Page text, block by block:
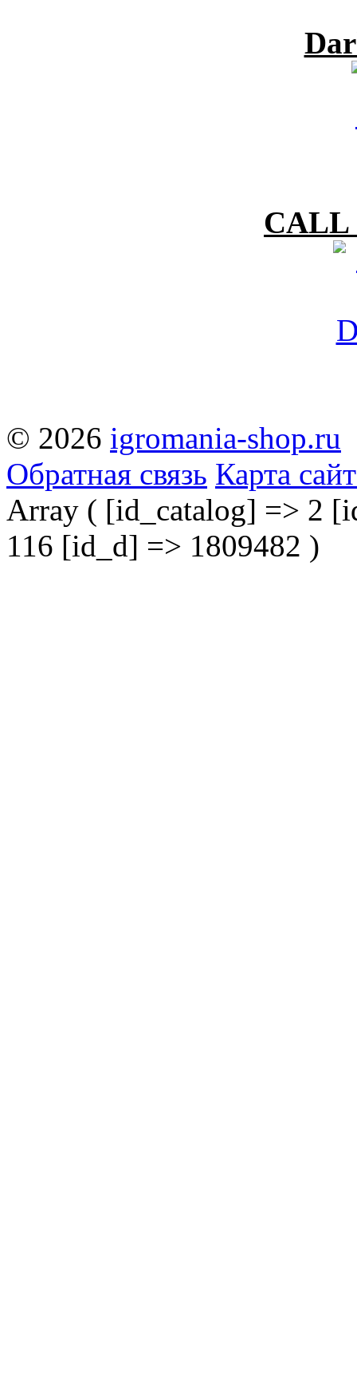
CALL
© 2026 igromania-shop.ru
Обратная связь Карта
Array ( [id_catalog] => 2
116 [id_d] => 1809482 )